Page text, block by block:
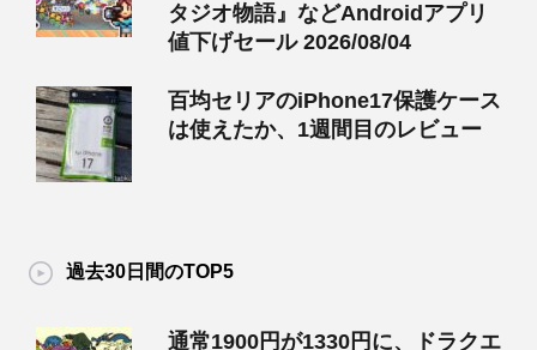
タジオ物語』などAndroidアプリ
値下げセール 2026/08/04
百均セリアのiPhone17保護ケース
は使えたか、1週間目のレビュー
過去30日間のTOP5
通常1900円が1330円に、ドラクエ